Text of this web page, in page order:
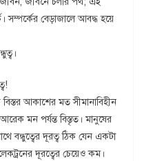
বেড়াজালে আবদ্ধ হয়ে
আকাশের মত সীমানাবিহীন
মন পর্যন্ত বিস্তৃত। মানুষের
বন্ধুত্বের দূরত্ব ঠিক যেন একটা
দূরত্বের চেয়েও কম।